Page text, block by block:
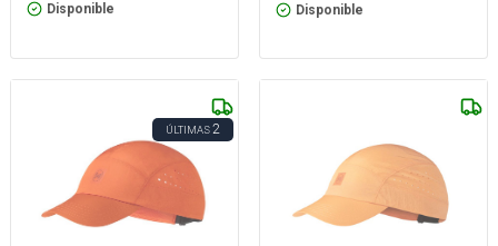
Disponible Disponible
ÚLTIMAS2